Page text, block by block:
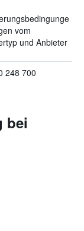
vom
und Anbieter
248 700
bei